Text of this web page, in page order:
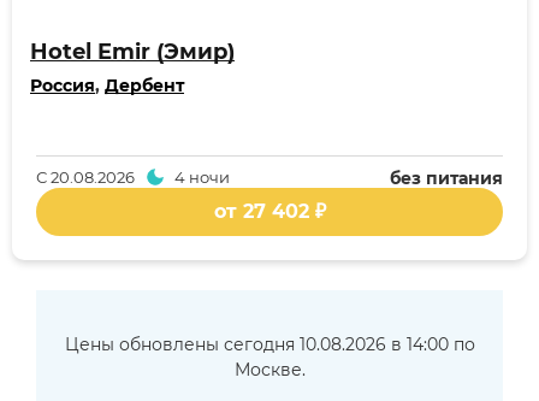
Hotel Emir (Эмир)
Россия, Дербент
без питания
С20.08.2026 4 ночи
от 27 402 ₽
Цены обновлены сегодня 10.08.2026 в 14:00 по
Москве.